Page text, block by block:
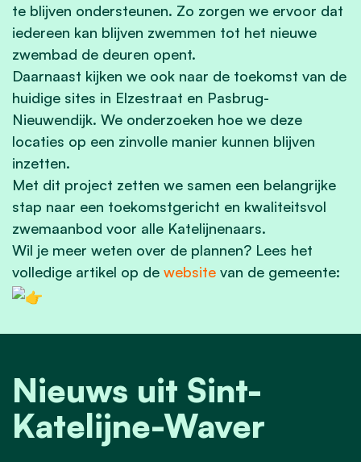
te blijven ondersteunen. Zo zorgen we ervoor dat
iedereen kan blijven zwemmen tot het nieuwe
zwembad de deuren opent.
Daarnaast kijken we ook naar de toekomst van de
huidige sites in Elzestraat en Pasbrug-
Nieuwendijk. We onderzoeken hoe we deze
locaties op een zinvolle manier kunnen blijven
inzetten.
Met dit project zetten we samen een belangrijke
stap naar een toekomstgericht en kwaliteitsvol
zwemaanbod voor alle Katelijnenaars.
Wil je meer weten over de plannen? Lees het
volledige artikel op de website van de gemeente:
Nieuws uit Sint-
Katelijne-Waver